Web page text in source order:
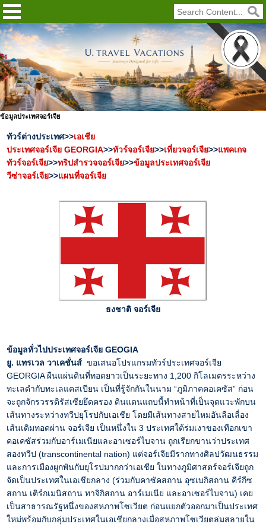
ข้อมูลประเทศจอร์เจีย
ทัวร์ต่างประเทศ>>เอเชีย
ประเทศจอร์เจีย GEORGIA>>ทัวร์จอร์เจีย>>เที่ยวจอร์เจีย>>แพคเกจ
ทัวร์จอร์เจีย>>ทริปสำรวจจอร์เจีย>>ข้อมูลประเทศจอร์เจีย
วีซ่าจอร์เจีย>>แผนที่จอร์เจีย
ธงชาติ จอร์เจีย
ข้อมูลทั่วไปประเทศจอร์เจีย GEOGIA
ยู. แทรเวล วาเคชั่นส์ ขอเสนอโปรแกรมทัวร์ประเทศจอร์เจีย
GEORGIA ผืนแผ่นดินที่ทอดยาวเป็นระยะทาง 1,200 กิโลเมตรระหว่าง
ทะเลดำกับทะเลแคสเปียน เป็นที่รู้จักกันในนาม “ภูมิภาคคอเคซัส” ก่อน
จะถูกจักรวรรดิรัสเซียยึดครอง ดินแดนแถบนี้ทำหน้าที่เป็นจุดแวะพักบน
เส้นทางระหว่างทวีปยุโรปกับเอเชีย โดยมีเส้นทางสายไหมอันลือเลื่อง
เส้นเดิมทอดผ่าน จอร์เจีย เป็นหนึ่งใน 3 ประเทศใต้ร่มเงาของเทือกเขา
คอเคซัสร่วมกับอาร์เมเนียและอาเซอร์ไบจาน ถูกเรียกขานว่าประเทศ
สองทวีป (transcontinental nation) แต่จอร์เจียมีรากทางศิลปวัฒนธรรม
และการเมืองผูกพันกับยุโรปมากกว่าเอเชีย ในทางภูมิศาสตร์จอร์เจียถูก
จัดเป็นประเทศในเอเชียกลาง (ร่วมกับคาซัคสถาน อุซเบกิสถาน คีร์กีซ
สถาน เติร์กเมนิสถาน ทาจิกิสถาน อาร์เมเนีย และอาเซอร์ไบจาน) เคย
เป็นสาธารณรัฐหนึ่งของสหภาพโซเวียต ก่อนแยกตัวออกมาเป็นประเทศ
ใหม่พร้อมกับกลุ่มประเทศในเอเชียกลางเมื่อสหภาพโซเวียตล่มสลายใน